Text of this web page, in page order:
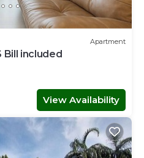
Apartment
Bill included​
View Availability